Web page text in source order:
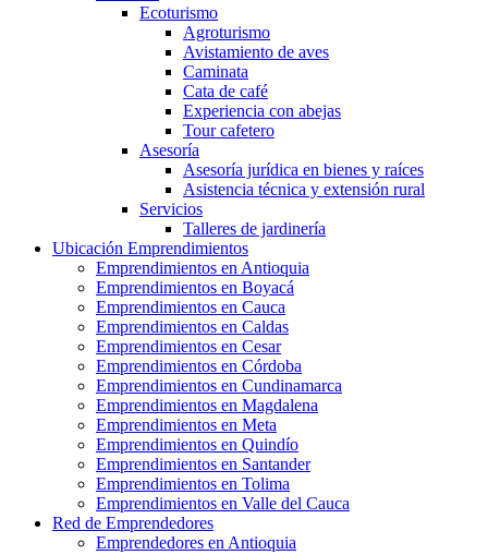
Ecoturismo
Agroturismo
Avistamiento de aves
Caminata
Cata de café
Experiencia con abejas
Tour cafetero
Asesoría
Asesoría jurídica en bienes y raíces
Asistencia técnica y extensión rural
Servicios
Talleres de jardinería
Ubicación Emprendimientos
Emprendimientos en Antioquia
Emprendimientos en Boyacá
Emprendimientos en Cauca
Emprendimientos en Caldas
Emprendimientos en Cesar
Emprendimientos en Córdoba
Emprendimientos en Cundinamarca
Emprendimientos en Magdalena
Emprendimientos en Meta
Emprendimientos en Quindío
Emprendimientos en Santander
Emprendimientos en Tolima
Emprendimientos en Valle del Cauca
Red de Emprendedores
Emprendedores en Antioquia